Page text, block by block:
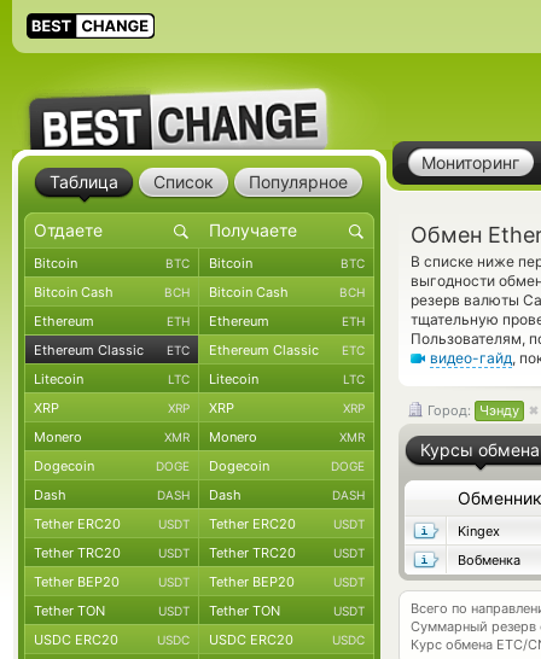
Мониторинг
Обмен
В списке ниже
выгодности
резерв валюты
тщательную
Пользователям,
видео-гайд,
Город: Чэнду
Курсы обмена
Обменник
Kingex
Вобменка
Всего по
Суммарный резерв
Курс обмена ETC/
Таблица Список Популярное
Bitcoin BTC Bitcoin BTC
Bitcoin Cash BCH Bitcoin Cash BCH
Ethereum ETH Ethereum ETH
Ethereum Classic ETC Ethereum Classic ETC
Litecoin LTC Litecoin LTC
XRP XRP XRP XRP
Monero XMR Monero XMR
Dogecoin DOGE Dogecoin DOGE
Dash DASH Dash DASH
Tether ERC20 USDT Tether ERC20 USDT
Tether TRC20 USDT Tether TRC20 USDT
Tether BEP20 USDT Tether BEP20 USDT
Tether TON USDT Tether TON USDT
USDC ERC20 USDC USDC ERC20 USDC